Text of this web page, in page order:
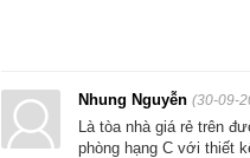
Nhung Nguyễn (30-09-
Là tòa nhà giá rẻ trên
phòng hạng C với thiết